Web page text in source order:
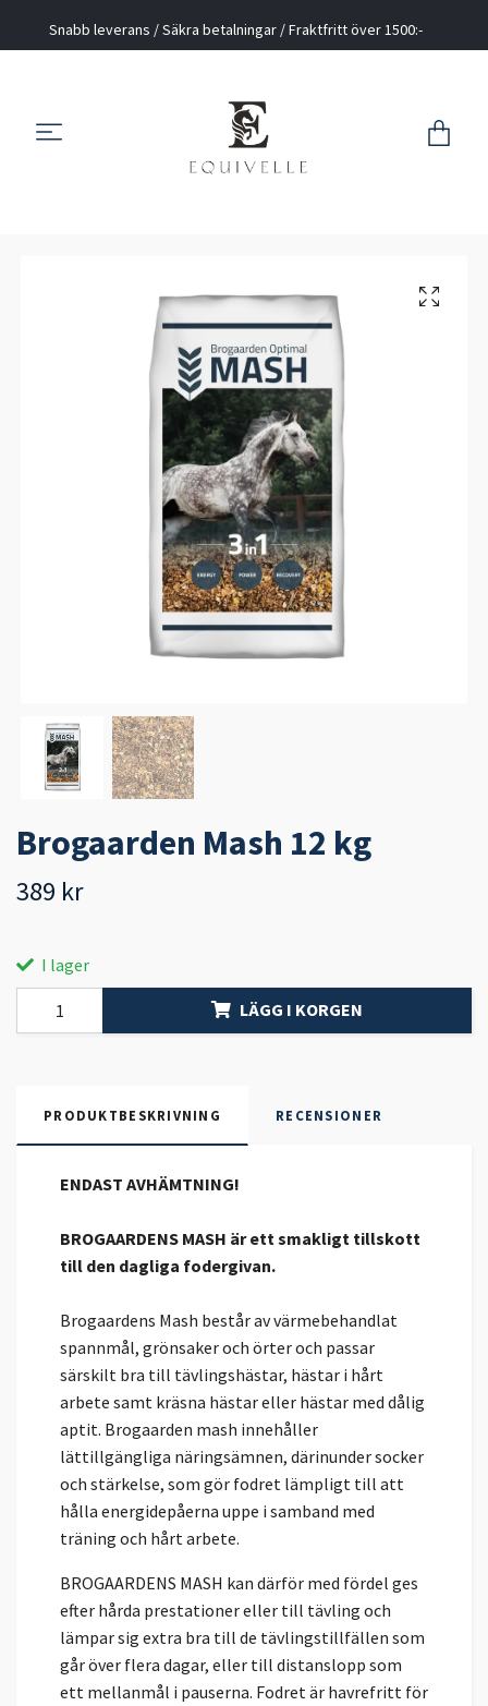
Snabb leverans / Säkra betalningar / Fraktfritt över 1500:-
Brogaarden Mash 12 kg
389 kr
I lager
LÄGG I KORGEN
PRODUKTBESKRIVNING RECENSIONER
ENDAST AVHÄMTNING!
BROGAARDENS MASH är ett smakligt tillskott
till den dagliga fodergivan.
Brogaardens Mash består av värmebehandlat
spannmål, grönsaker och örter och passar
särskilt bra till tävlingshästar, hästar i hårt
arbete samt kräsna hästar eller hästar med dålig
aptit. Brogaarden mash innehåller
lättillgängliga näringsämnen, därinunder socker
och stärkelse, som gör fodret lämpligt till att
hålla energidepåerna uppe i samband med
träning och hårt arbete.
BROGAARDENS MASH kan därför med fördel ges
efter hårda prestationer eller till tävling och
lämpar sig extra bra till de tävlingstillfällen som
går över flera dagar, eller till distanslopp som
ett mellanmål i pauserna. Fodret är havrefritt för